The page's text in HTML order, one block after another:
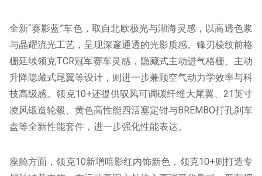
全新“赛影蓝”车色，取自北欧极光与湖海灵感，以高透色浆
与晶耀流光工艺，呈现深邃通透的光影质感。锋刃棱纹前格
栅延续领克TCR冠军赛车灵感，隐藏式主动进气格栅、主动
升降隐藏式尾翼等设计，则进一步兼顾空气动力学效率与科
技高级感。领克10+还提供驭风可调碳纤维大尾翼、21英寸
凌风锻造轮毂、黄色高性能四活塞定钳与BREMBO打孔刹车
盘等全新性能套件，进一步强化性能表达。
座舱方面，领克10新增暗影红内饰新色，领克10+则打造专